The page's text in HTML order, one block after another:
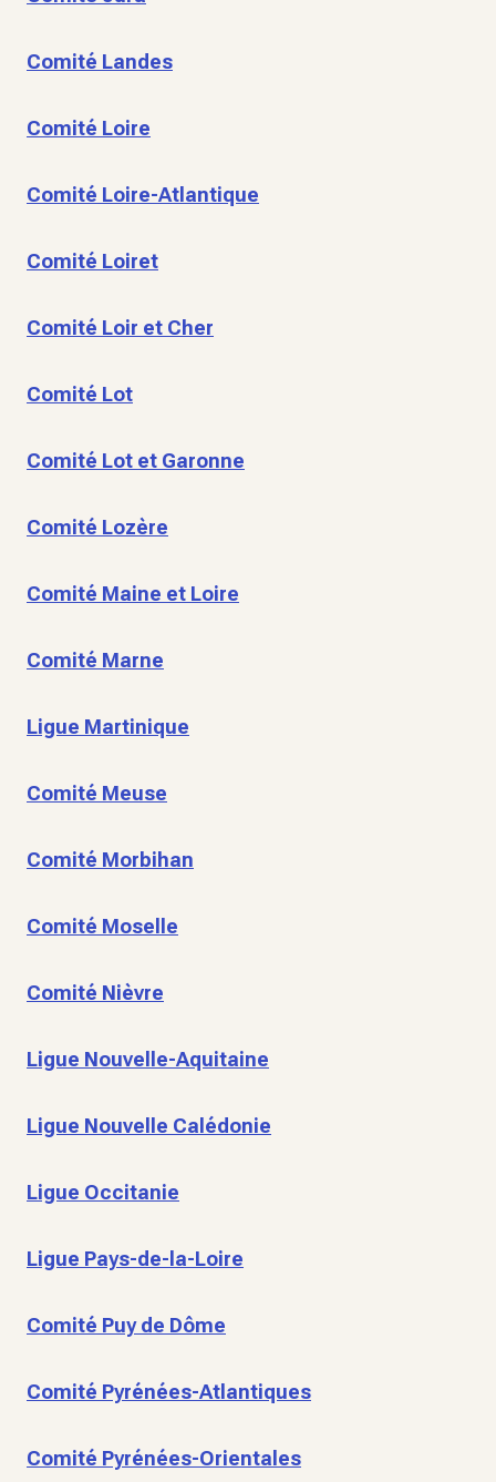
Comité Landes
Comité Loire
Comité Loire-Atlantique
Comité Loiret
Comité Loir et Cher
Comité Lot
Comité Lot et Garonne
Comité Lozère
Comité Maine et Loire
Comité Marne
Ligue Martinique
Comité Meuse
Comité Morbihan
Comité Moselle
Comité Nièvre
Ligue Nouvelle-Aquitaine
Ligue Nouvelle Calédonie
Ligue Occitanie
Ligue Pays-de-la-Loire
Comité Puy de Dôme
Comité Pyrénées-Atlantiques
Comité Pyrénées-Orientales